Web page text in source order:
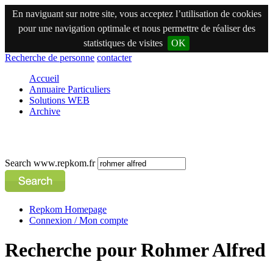
En naviguant sur notre site, vous acceptez l’utilisation de cookies
pour une navigation optimale et nous permettre de réaliser des
statistiques de visites
OK
Recherche de personne contacter
Accueil
Annuaire Particuliers
Solutions WEB
Archive
Search www.repkom.fr
Repkom Homepage
Connexion / Mon compte
Recherche pour Rohmer Alfred